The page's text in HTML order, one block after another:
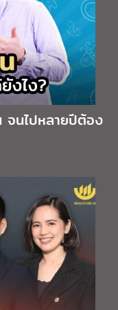
นไปหลายปีต้อง